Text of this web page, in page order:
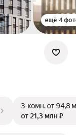
ещё 4
3-комн.от 94,8
от 21,3 млн ₽